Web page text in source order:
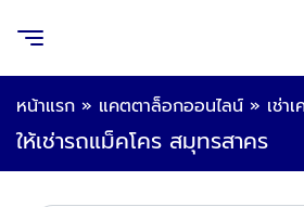
หน้าแรก » แคตตาล็อกออนไลน์ » เช่า
ให้เช่ารถแม็คโคร สมุทรสาคร